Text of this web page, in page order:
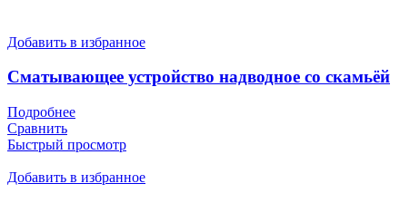
Добавить в избранное
Сматывающее устройство надводное со скамьёй
Подробнее
Сравнить
Быстрый просмотр
Добавить в избранное